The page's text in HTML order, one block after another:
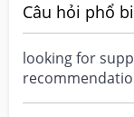
Câu hỏi phổ
looking for
feeling really